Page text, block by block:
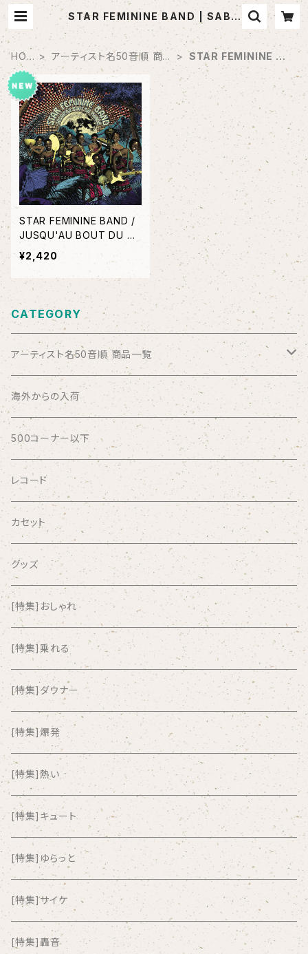
STAR FEMININE BAND | SABO
TEN MUSIC (セレクトCDショップ)
HOM
E
アーティスト名50音順 商
品一覧
STAR FEMININE BA
ND
STAR FEMININE BAND /
JUSQU'AU BOUT DU M
ONDE
¥2,420
CATEGORY
アーティスト名50音順 商品一覧
ABSOLUTE LOSERS
AFRICA
AGU
AIRCRAFT
airlie
AKUTAGAWA FANCLUB
ALKASILKA
all about paradise
ALL ITEM 10 TIMES
Amia Calva
Amsterdamned
ANYO
And Summer Club
anticlockwise
海外からの入荷
500コーナー以下
レコード
カセット
グッズ
[特集]おしゃれ
[特集]乗れる
[特集]ダウナー
[特集]爆発
[特集]熱い
[特集]キュート
[特集]ゆらっと
[特集]サイケ
[特集]轟音